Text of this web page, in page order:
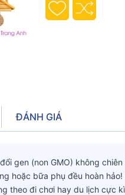
ĐÁNH GIÁ
gen (non GMO) không
hoặc bữa phụ đều hoàn
theo đi chơi hay du lịch cực